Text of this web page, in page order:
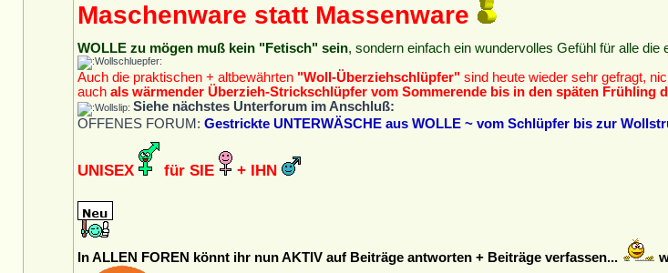
Maschenware statt Massenware
WOLLE zu mögen muß kein "Fetisch" sein, sondern einfach ein wundervolles Gefühl für alle
Auch die praktischen + altbewährten "Woll-Überziehschlüpfer" sind heute wieder sehr gefragt,
auch als wärmender Überzieh-Strickschlüpfer vom Sommerende bis in den späten Frühling
Siehe nächstes Unterforum im Anschluß:
OFFENES FORUM: Gestrickte UNTERWÄSCHE aus WOLLE ~ vom Schlüpfer bis zur
UNISEX für SIE + IHN
In ALLEN FOREN könnt ihr nun AKTIV auf Beiträge antworten + Beiträge verfassen...